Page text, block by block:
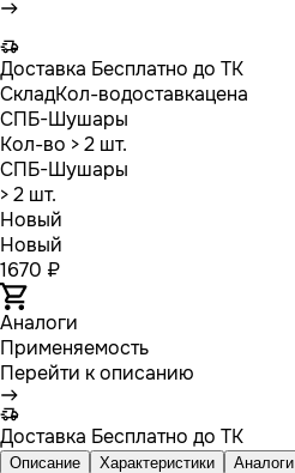
Доставка Бесплатно до ТК
СкладКол-водоставкацена
СПБ-Шушары
Кол-во > 2 шт.
СПБ-Шушары
> 2 шт.
Новый
Новый
1670 ₽
Аналоги
Применяемость
Перейти к описанию
Доставка Бесплатно до ТК
Описание Характеристики Аналоги